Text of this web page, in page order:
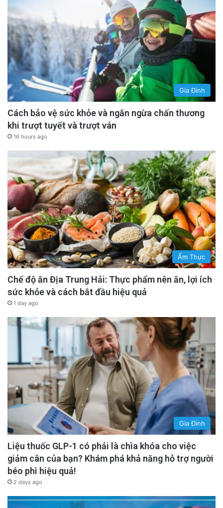
Gia Đình
Cách bảo vệ sức khỏe và ngăn ngừa chấn thương
khi trượt tuyết và trượt ván
16 hours ago
Ẩm Thực
Chế độ ăn Địa Trung Hải: Thực phẩm nên ăn, lợi ích
sức khỏe và cách bắt đầu hiệu quả
1 day ago
Gia Đình
Liệu thuốc GLP-1 có phải là chìa khóa cho việc
giảm cân của bạn? Khám phá khả năng hỗ trợ người
béo phì hiệu quả!
2 days ago